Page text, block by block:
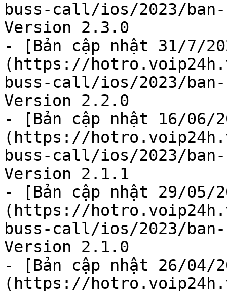
buss-call/ios/2023/ban-
Version 2.3.0
- [Bản cập nhật 31/7/
(https://
buss-call/ios/2023/
Version 2.2.0
- [Bản cập nhật 16/06/
(https://
buss-call/ios/2023/ban-
Version 2.1.1
- [Bản cập nhật 29/05/
(https://
buss-call/ios/2023/ban-
Version 2.1.0
- [Bản cập nhật 26/04/
(https://